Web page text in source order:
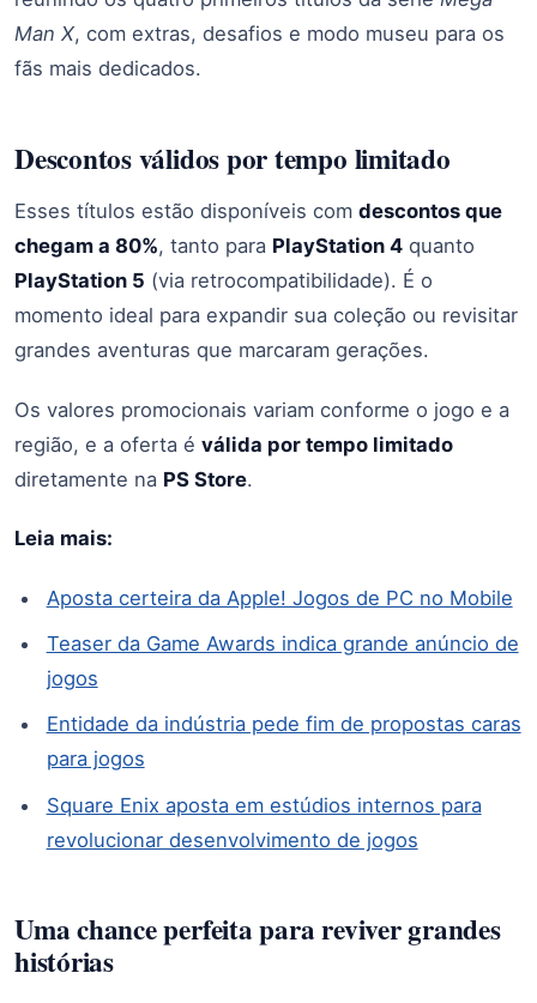
Man X, com extras, desafios e modo museu para os
fãs mais dedicados.
Descontos válidos por tempo limitado
Esses títulos estão disponíveis com descontos que
chegam a 80%, tanto para PlayStation 4 quanto
PlayStation 5 (via retrocompatibilidade). É o
momento ideal para expandir sua coleção ou revisitar
grandes aventuras que marcaram gerações.
Os valores promocionais variam conforme o jogo e a
região, e a oferta é válida por tempo limitado
diretamente na PS Store.
Leia mais:
Aposta certeira da Apple! Jogos de PC no Mobile
Teaser da Game Awards indica grande anúncio de
jogos
Entidade da indústria pede fim de propostas caras
para jogos
Square Enix aposta em estúdios internos para
revolucionar desenvolvimento de jogos
Uma chance perfeita para reviver grandes
histórias